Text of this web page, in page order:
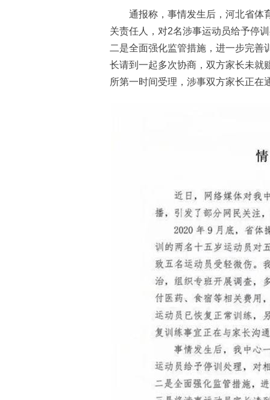
通报称，事情发生后，河北省体
关责任人，对2名涉事运动员给予停
二是全面强化监管措施，进一步完善
长请到一起多次协商，双方家长未就
所第一时间受理，涉事双方家长正在